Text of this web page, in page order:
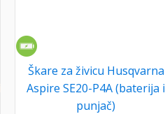
Škare za živicu Husqvarna
Aspire SE20-P4A (baterija i
punjač)